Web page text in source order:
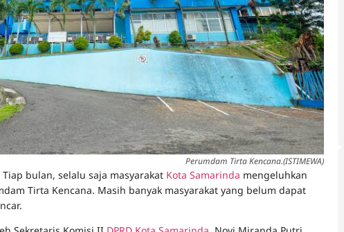
Perumdam Tirta Kencana.(ISTIMEWA)
Tiap bulan, selalu saja masyarakat Kota Samarinda mengeluhkan
Tirta Kencana. Masih banyak masyarakat yang belum dapat